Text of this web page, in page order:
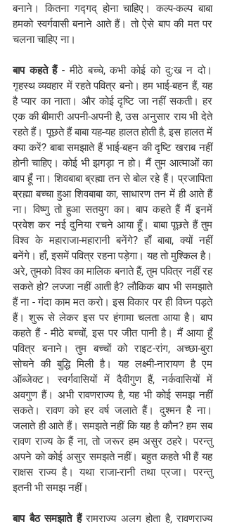
बनाने। कितना गद्गद् होना चाहिए। कल्प-कल्प बाबा
हमको स्वर्गवासी बनाने आते हैं। तो ऐसे बाप की मत पर
चलना चाहिए ना।
बाप कहते हैं - मीठे बच्चे, कभी कोई को दु:ख न दो।
गृहस्थ व्यवहार में रहते पवित्र बनो। हम भाई-बहन हैं, यह
है प्यार का नाता। और कोई दृष्टि जा नहीं सकती। हर
एक की बीमारी अपनी-अपनी है, उस अनुसार राय भी देते
रहते हैं। पूछते हैं बाबा यह-यह हालत होती है, इस हालत में
क्या करें? बाबा समझाते हैं भाई-बहन की दृष्टि खराब नहीं
होनी चाहिए। कोई भी झगड़ा न हो। मैं तुम आत्माओं का
बाप हूँ ना। शिवबाबा ब्रह्मा तन से बोल रहे हैं। प्रजापिता
ब्रह्मा बच्चा हुआ शिवबाबा का, साधारण तन में ही आते हैं
ना। विष्णु तो हुआ सतयुग का। बाप कहते हैं मैं इनमें
प्रवेश कर नई दुनिया रचने आया हूँ। बाबा पूछते हैं तुम
विश्व के महाराजा-महारानी बनेंगे? हाँ बाबा, क्यों नहीं
बनेंगे। हाँ, इसमें पवित्र रहना पड़ेगा। यह तो मुश्किल है।
अरे, तुमको विश्व का मालिक बनाते हैं, तुम पवित्र नहीं रह
सकते हो? लज्जा नहीं आती है? लौकिक बाप भी समझाते
हैं ना - गंदा काम मत करो। इस विकार पर ही विघ्न पड़ते
हैं। शुरू से लेकर इस पर हंगामा चलता आया है। बाप
कहते हैं - मीठे बच्चों, इस पर जीत पानी है। मैं आया हूँ
पवित्र बनाने। तुम बच्चों को राइट-रांग, अच्छा-बुरा
सोचने की बुद्धि मिली है। यह लक्ष्मी-नारायण है एम
ऑब्जेक्ट। स्वर्गवासियों में दैवीगुण हैं, नर्कवासियों में
अवगुण हैं। अभी रावणराज्य है, यह भी कोई समझ नहीं
सकते। रावण को हर वर्ष जलाते हैं। दुश्मन है ना।
जलाते ही आते हैं। समझते नहीं कि यह है कौन? हम सब
रावण राज्य के हैं ना, तो जरूर हम असुर ठहरे। परन्तु
अपने को कोई असुर समझते नहीं। बहुत कहते भी हैं यह
राक्षस राज्य है। यथा राजा-रानी तथा प्रजा। परन्तु
इतनी भी समझ नहीं।
बाप बैठ समझाते हैं रामराज्य अलग होता है, रावणराज्य